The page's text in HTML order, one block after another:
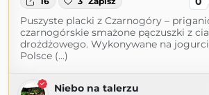
Puszyste placki z Czarnogóry –
czarnogórskie smażone pączuszki z
drożdżowego. Wykonywane na
Polsce (...)
Niebo na talerzu